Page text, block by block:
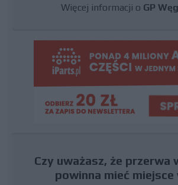
Więcej informacji o GP
Czy uważasz, że przerwa
powinna mieć miejsce